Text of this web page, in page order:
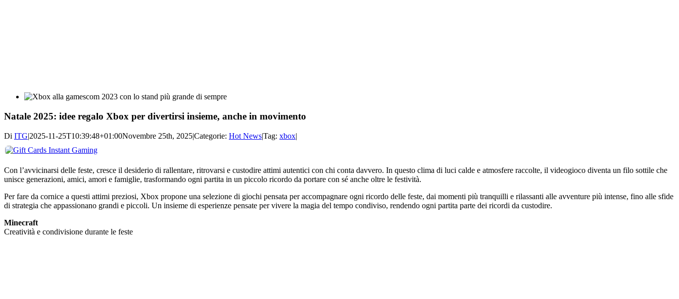
Natale 2025: idee regalo Xbox per divertirsi insieme, anche in movimento
Di ITG|2025-11-25T10:39:48+01:00Novembre 25th, 2025|Categorie: Hot News|Tag: xbox|
Con l’avvicinarsi delle feste, cresce il desiderio di rallentare, ritrovarsi e custodire attimi autentici con chi conta davvero. In questo clima di luci calde e atmosfere raccolte, il videogioco diventa un filo sottile che
unisce generazioni, amici, amori e famiglie, trasformando ogni partita in un piccolo ricordo da portare con sé anche oltre le festività.
Per fare da cornice a questi attimi preziosi, Xbox propone una selezione di giochi pensata per accompagnare ogni ricordo delle feste, dai momenti più tranquilli e rilassanti alle avventure più intense, fino alle sfide
di strategia che appassionano grandi e piccoli. Un insieme di esperienze pensate per vivere la magia del tempo condiviso, rendendo ogni partita parte dei ricordi da custodire.
Minecraft
Creatività e condivisione durante le feste